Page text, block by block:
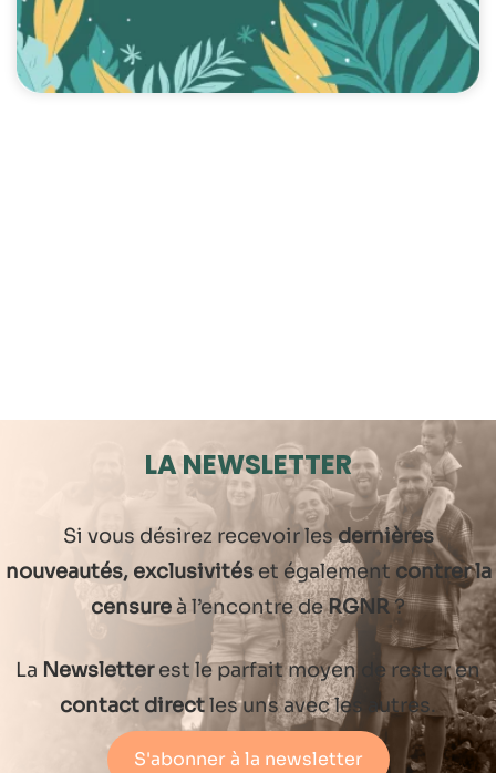
LA NEWSLETTER
Si vous désirez recevoir lesdernières
nouveautés, exclusivitéset également contrer la
censureà l’encontre deRGNR?
La Newsletterest le parfait moyen de rester en
contact directles uns avec les autres.
S'abonner à la newsletter